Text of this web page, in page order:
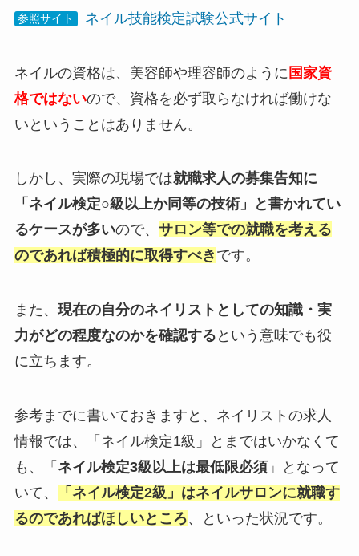
参照サイト ネイル技能検定試験公式サイト
ネイルの資格は、美容師や理容師のように 国家資
格ではないので、資格を必ず取らなければ働けな
いということはありません。
しかし、実際の現場では就職求人の募集告知に
「ネイル検定○級以上か同等の技術」と書かれてい
るケースが多いので、 サロン等での就職を考える
のであれば積極的に取得すべき です。
また、 現在の自分のネイリストとしての知識・実
力がどの程度なのかを確認する という意味でも役
に立ちます。
参考までに書いておきますと、ネイリストの求人
情報では、「ネイル検定1級」とまではいかなくて
も、「 ネイル検定3級以上は最低限必須」となって
いて、
「ネイル検定2級」はネイルサロンに就職す
るのであればほしいところ、といった状況です。